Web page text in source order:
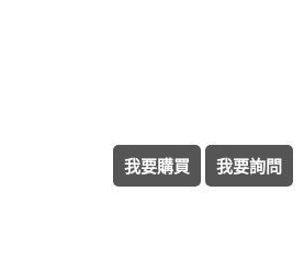
我要購買 我要詢問